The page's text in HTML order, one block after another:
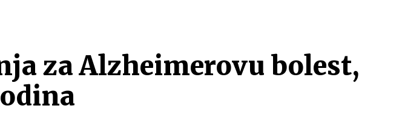
za Alzheimerovu bolest,